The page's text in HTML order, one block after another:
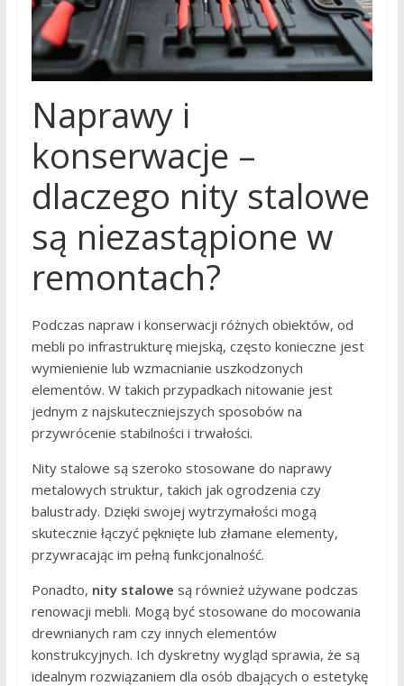
Naprawy i
konserwacje –
dlaczego nity stalowe
są niezastąpione w
remontach?
Podczas napraw i konserwacji różnych obiektów, od
mebli po infrastrukturę miejską, często konieczne jest
wymienienie lub wzmacnianie uszkodzonych
elementów. W takich przypadkach nitowanie jest
jednym z najskuteczniejszych sposobów na
przywrócenie stabilności i trwałości.
Nity stalowe są szeroko stosowane do naprawy
metalowych struktur, takich jak ogrodzenia czy
balustrady. Dzięki swojej wytrzymałości mogą
skutecznie łączyć pęknięte lub złamane elementy,
przywracając im pełną funkcjonalność.
Ponadto, nity stalowe są również używane podczas
renowacji mebli. Mogą być stosowane do mocowania
drewnianych ram czy innych elementów
konstrukcyjnych. Ich dyskretny wygląd sprawia, że są
idealnym rozwiązaniem dla osób dbających o estetykę